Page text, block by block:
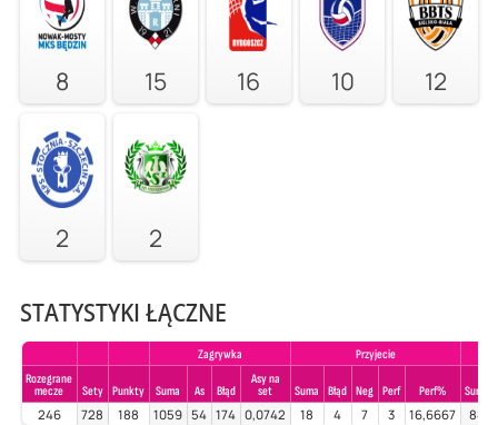
8 15 16 10 12
2 2
STATYSTYKI ŁĄCZNE
Zagrywka
Przyjecie
Rozegrane
mecze
Sety Punkty Suma As Błąd
Asy na
set
Suma Błąd Neg Perf Perf% Suma
246 728 188 1059 54 174 0,0742 18 4 7 3 16,6667 88